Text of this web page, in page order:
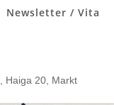
Newsletter / Vita
Haiga 20, Markt